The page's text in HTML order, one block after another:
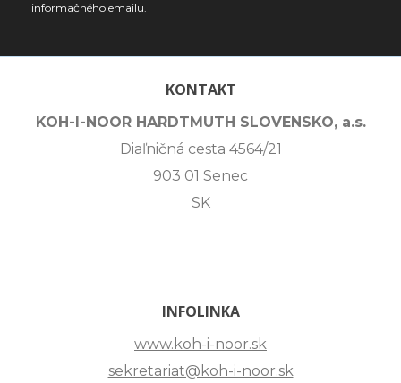
informačného emailu.
KONTAKT
KOH-I-NOOR HARDTMUTH SLOVENSKO, a.s.
Diaľničná cesta 4564/21
903 01 Senec
SK
INFOLINKA
www.koh-i-noor.sk
sekretariat@koh-i-noor.sk